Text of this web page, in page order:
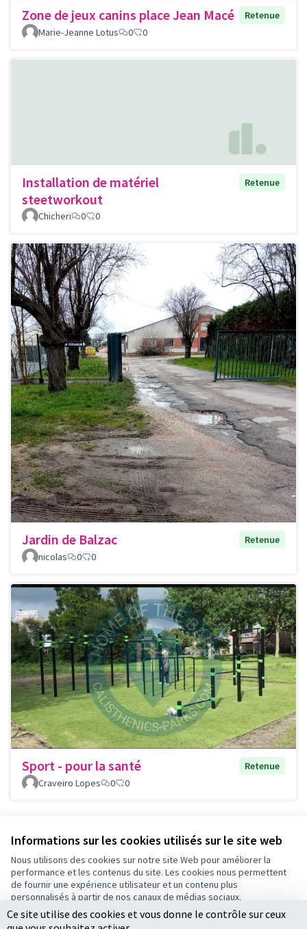
Informations sur les cookies utilisés sur le site web
Nous utilisons des cookies sur notre site Web pour améliorer la
performance et les contenus du site. Les cookies nous permettent
de fournir une expérience utilisateur et un contenu plus
personnalisés à partir de nos canaux de médias sociaux.
Tout accepter
Zone de jeux canins place Jean Macé
Retenue
Marie-Jeanne Lotus
0 0
Installation de matériel
steetworkout
Retenue
Chicheri 0 0
Jardin de Balzac
Retenue
nicolas
0 0
Sport - pour la santé
Retenue
Craveiro Lopes
0 0
Conditions d'utilisation
Paramètres des cookies
Ce site utilise des cookies et vous donne le contrôle sur ceux